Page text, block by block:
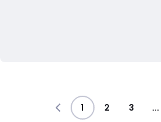
1 2 3 ...